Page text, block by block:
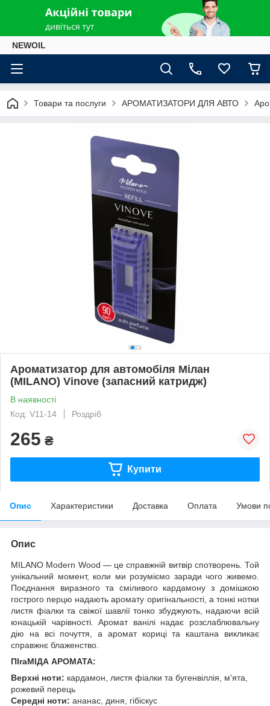
NEWOIL
Товари та послуги АРОМАТИЗАТОРИ ДЛЯ АВТО
Ароматизатор для автомобіля Мілан
(MILANO) Vinove (запасний катридж)
В наявності
Код: V11-14
Роздріб
265 ₴
Купити
Опис Характеристики Доставка Оплата Умови
Опис
MILANO Modern Wood — це справжній витвір спотворень. Той
унікальний момент, коли ми розуміємо заради чого живемо.
Поєднання виразного та сміливого кардамону з домішкою
гострого перцю надають аромату оригінальності, а тонкі нотки
листя фіалки та свіжої шавлії тонко збуджують, надаючи всій
юнацькій чарівності. Аромат ванілі надає розслаблювальну
дію на всі почуття, а аромат кориці та каштана викликає
справжнє блаженство.
ПІraМІДА АРОМАТА:
Верхні ноти: кардамон, листя фіалки та бугенвіллія, м'ята,
рожевий перець
Середні ноти: ананас, диня, гібіскус